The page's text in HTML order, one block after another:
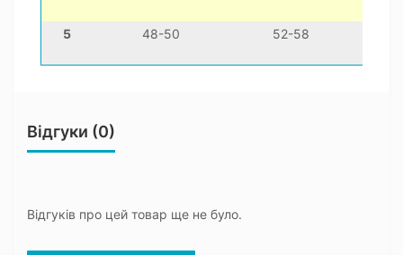
5 48-50 52-58
Відгуки (0)
Відгуків про цей товар ще не було.